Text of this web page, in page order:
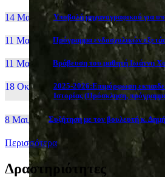
14 Μαι, 26 Yποβολή μηχανογραφικού για
11 Μαι, 26 Πρόγραμμα ενδοσχολικών
11 Μαι, 26 Βράβευση του μαθητή Ιωάννη
18 Οκτ, 25
2025-2026:Επιμόρφωση
Ιστορίας (Πρόσκληση,
8 Μαι, 26 Συζήτηση με τον βουλευτή κ.
Περισσότερα
Δραστηριότητες